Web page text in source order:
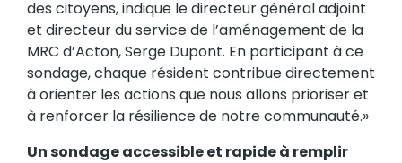
des citoyens, indique le directeur général adjoint
et directeur du service de l’aménagement de la
MRC d’Acton, Serge Dupont. En participant à ce
sondage, chaque résident contribue directement
à orienter les actions que nous allons prioriser et
à renforcer la résilience de notre communauté.»
Un sondage accessible et rapide à remplir